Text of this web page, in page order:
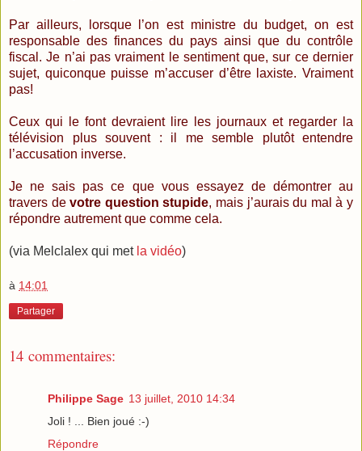
Par ailleurs, lorsque l’on est ministre du budget, on est
responsable des finances du pays ainsi que du contrôle
fiscal. Je n’ai pas vraiment le sentiment que, sur ce dernier
sujet, quiconque puisse m’accuser d’être laxiste. Vraiment
pas!
Ceux qui le font devraient lire les journaux et regarder la
télévision plus souvent : il me semble plutôt entendre
l’accusation inverse.
Je ne sais pas ce que vous essayez de démontrer au
travers devotre question stupide, mais j’aurais du mal à y
répondre autrement que comme cela.
(via Melclalex qui met la vidéo)
à 14:01
Partager
14 commentaires:
Philippe Sage 13 juillet, 2010 14:34
Joli ! ... Bien joué :-)
Répondre